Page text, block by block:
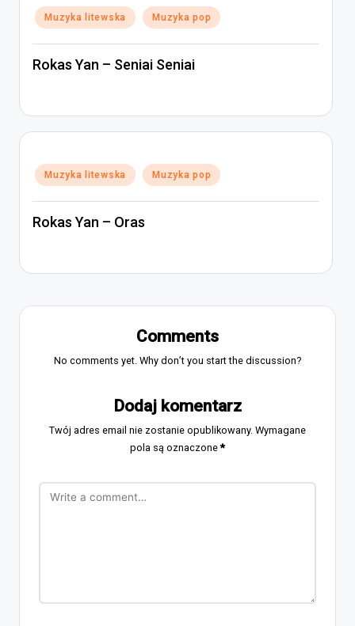
Posted
in
Muzyka litewska Muzyka pop
Rokas Yan – Seniai Seniai
Posted
in
Muzyka litewska Muzyka pop
Rokas Yan – Oras
Comments
No comments yet. Why don’t you start the discussion?
Dodaj komentarz
Twój adres email nie zostanie opublikowany. Wymagane
pola są oznaczone*